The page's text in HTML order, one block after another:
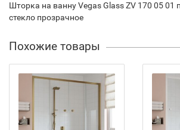
Шторка на ванну Vegas Glass ZV 170 05 01
стекло прозрачное
Похожие товары